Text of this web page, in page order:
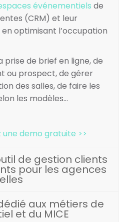
événementiels de
(CRM) et leur
optimisant l’occupation
de brief en ligne, de
ou prospect, de gérer
des salles, de faire les
les modèles…
une demo gratuite >>
de gestion clients
pour les agences
aux métiers de
et du MICE